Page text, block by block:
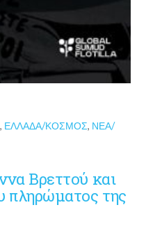
, ΕΛΛΆΔΑ/ΚΌΣΜΟΣ, ΝΈΑ/
Βρεττού και
πληρώματος της